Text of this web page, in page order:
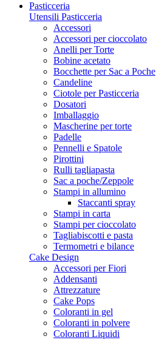
Pasticceria
Utensili Pasticceria
Accessori
Accessori per cioccolato
Anelli per Torte
Bobine acetato
Bocchette per Sac a Poche
Candeline
Ciotole per Pasticceria
Dosatori
Imballaggio
Mascherine per torte
Padelle
Pennelli e Spatole
Pirottini
Rulli tagliapasta
Sac a poche/Zeppole
Stampi in allumino
Staccanti spray
Stampi in carta
Stampi per cioccolato
Tagliabiscotti e pasta
Termometri e bilance
Cake Design
Accessori per Fiori
Addensanti
Attrezzature
Cake Pops
Coloranti in gel
Coloranti in polvere
Coloranti Liquidi